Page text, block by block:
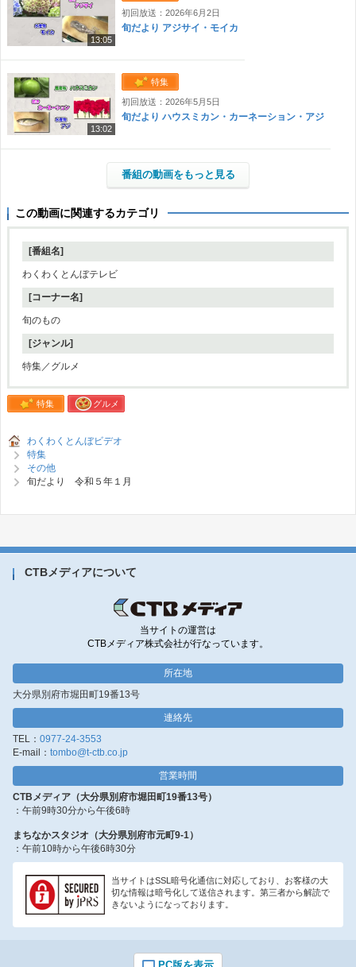
13:05
初回放送：2026年6月2日
旬だより アジサイ・モイカ
13:02
特集
初回放送：2026年5月5日
旬だより ハウスミカン・カーネーション・アジ
番組の動画をもっと見る
この動画に関連するカテゴリ
[番組名]
わくわくとんぼテレビ
[コーナー名]
旬のもの
[ジャンル]
特集／グルメ
特集 グルメ
わくわくとんぼビデオ
特集
その他
旬だより 令和５年１月
CTBメディアについて
当サイトの運営は
CTBメディア株式会社が行なっています。
所在地
大分県別府市堀田町19番13号
連絡先
TEL： 0977-24-3553
E-mail： tombo@t-ctb.co.jp
営業時間
CTBメディア（大分県別府市堀田町19番13号）
：午前9時30分から午後6時
まちなかスタジオ（大分県別府市元町9-1）
：午前10時から午後6時30分
当サイトはSSL暗号化通信に対応しており、お客様の大
切な情報は暗号化して送信されます。第三者から解読で
きないようになっております。